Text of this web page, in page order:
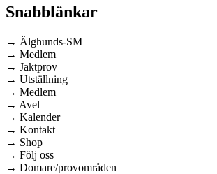
Snabblänkar
→ Älghunds-SM
→ Medlem
→ Jaktprov
→ Utställning
→ Medlem
→ Avel
→ Kalender
→ Kontakt
→ Shop
→ Följ oss
→ Domare/provområden